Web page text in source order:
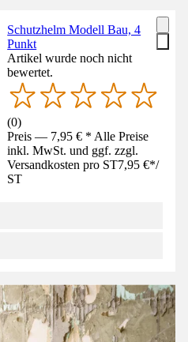
Schutzhelm Modell Bau, 4
Punkt
Artikel wurde noch nicht
bewertet.
(0)
Preis — 7,95 € * Alle Preise
inkl. MwSt. und ggf. zzgl.
Versandkosten pro ST7,95 €*/
ST